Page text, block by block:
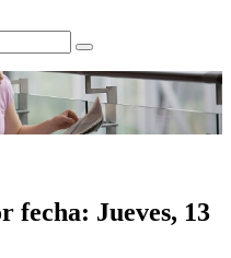
fecha: Jueves, 13